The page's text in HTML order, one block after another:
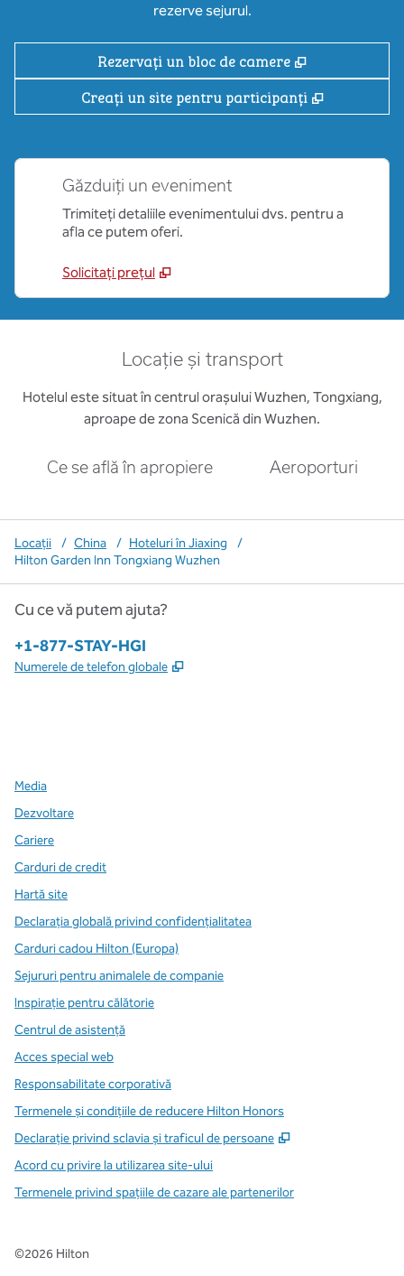
rezerve sejurul.
Rezervați un bloc de camere ,
Creați un site pentru participanți
,
Găzduiți un eveniment
Trimiteți detaliile evenimentului dvs. pentru a
afla ce putem oferi.
Solicitați prețul
Locație și transport
Hotelul este situat în centrul orașului Wuzhen, Tongxiang,
aproape de zona Scenică din Wuzhen.
Ce se află în apropiere Aeroporturi
Locații / China / Hoteluri în Jiaxing
/
Hilton Garden Inn Tongxiang Wuzhen
Cu ce vă putem ajuta?
Telefon:
+1-877-STAY-HGI
Numerele de telefon globale ,
Media
Dezvoltare
Cariere
Carduri de credit
Hartă site
Declarația globală privind confidenţialitatea
Carduri cadou Hilton (Europa)
Sejururi pentru animalele de companie
Inspirație pentru călătorie
Centrul de asistență
Acces special web
Responsabilitate corporativă
Termenele și condițiile de reducere Hilton Honors
Declarație privind sclavia și traficul de persoane
,
Acord cu privire la utilizarea site-ului
Termenele privind spațiile de cazare ale partenerilor
©2026 Hilton